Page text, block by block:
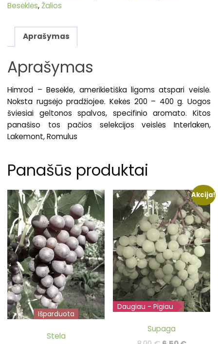
Besėklės,Žalios
Aprašymas
Aprašymas
Himrod – Besėkle, amerikietiška ligoms atspari veislė.
Noksta rugsėjo pradžiojee. Kekės 200 – 400 g. Uogos
šviesiai geltonos spalvos, specifinio aromato. Kitos
panašiso tos pačios selekcijos veislės Interlaken,
Lakemont, Romulus
Panašūs produktai
Išparduota
Stela
Akcija!
Išparduota
Daugiau - Pigiau
Supaga